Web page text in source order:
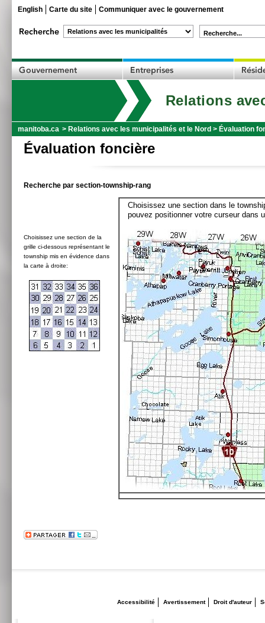
English Carte du site Communiquer avec le gouvernement
Recherche...
Relations
manitoba.ca > Relations avec les municipalités et le Nord > Évaluation
Évaluation foncière
Recherche par section-township-rang
Choisissez une section de la
grille ci-dessous représentant le
township mis en évidence dans
la carte à droite:
Choisissez une section dans le
pouvez positionner votre curseur dans
Accessibilité Avertissement Droit d'auteur